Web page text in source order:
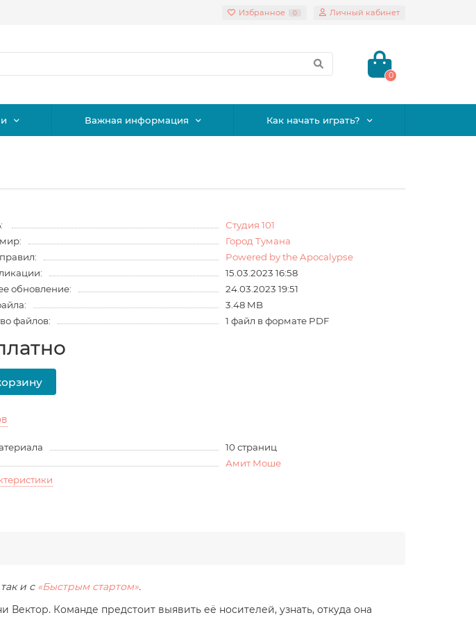
Избранное 0 Личный кабинет
0
Важная информация Как начать играть?
Студия 101
Город Тумана
Powered by the Apocalypse
15.03.2023 16:58
обновление:
24.03.2023 19:51
3.48 MB
файлов:
1 файл в формате PDF
10 страниц
Амит Моше
и с «Быстрым стартом».
Команде предстоит выявить её носителей, узнать, откуда она